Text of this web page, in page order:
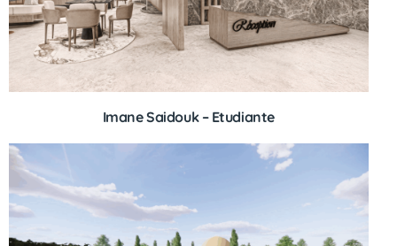
Imane Saidouk – Etudiante